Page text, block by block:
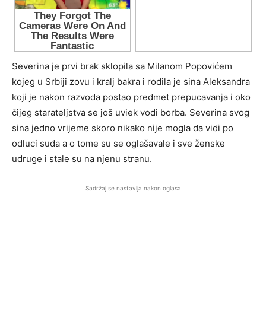
Severina je prvi brak sklopila sa Milanom Popovićem
kojeg u Srbiji zovu i kralj bakra i rodila je sina Aleksandra
koji je nakon razvoda postao predmet prepucavanja i oko
čijeg starateljstva se još uviek vodi borba. Severina svog
sina jedno vrijeme skoro nikako nije mogla da vidi po
odluci suda a o tome su se oglašavale i sve ženske
udruge i stale su na njenu stranu.
Sadržaj se nastavlja nakon oglasa